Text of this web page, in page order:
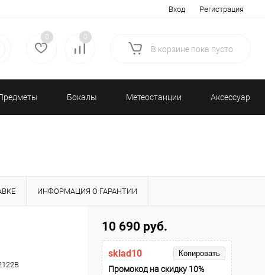
Вход Регистрация
0 0
В корзине пока пусто
Бокалы Метеостанции Аксессуары/
ИНФОРМАЦИЯ О ГАРАНТИИ
10 690 руб.
sklad10 Копировать
Промокод на скидку 10%